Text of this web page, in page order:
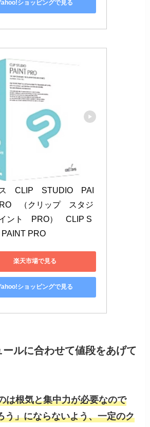
ショッピングで見る
　CLIP　STUDIO　PAI
　（クリップ　スタジ
ント　PRO）　CLIP S
PRO
楽天市場で見る
ショッピングで見る
ルに合わせて値段をあげて
は根気と集中力が必要なので
う」にならないよう、一定のク